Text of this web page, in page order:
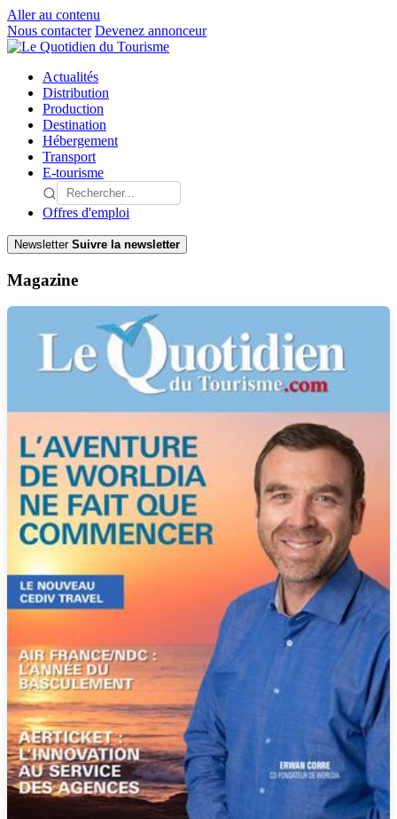
Aller au contenu
Nous contacter Devenez annonceur
Actualités
Distribution
Production
Destination
Hébergement
Transport
E-tourisme
Offres d'emploi
Newsletter Suivre la newsletter
Magazine